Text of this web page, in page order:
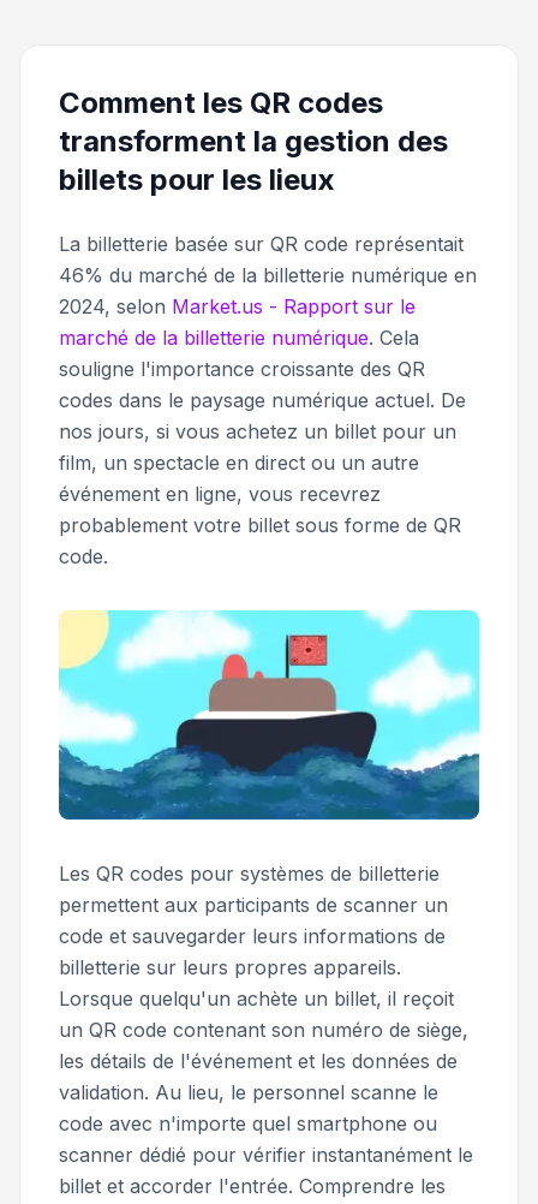
Comment les QR codes
transforment la gestion des
billets pour les lieux
La billetterie basée sur QR code représentait
46% du marché de la billetterie numérique en
2024, selon Market.us - Rapport sur le
marché de la billetterie numérique. Cela
souligne l'importance croissante des QR
codes dans le paysage numérique actuel. De
nos jours, si vous achetez un billet pour un
film, un spectacle en direct ou un autre
événement en ligne, vous recevrez
probablement votre billet sous forme de QR
code.
Les QR codes pour systèmes de billetterie
permettent aux participants de scanner un
code et sauvegarder leurs informations de
billetterie sur leurs propres appareils.
Lorsque quelqu'un achète un billet, il reçoit
un QR code contenant son numéro de siège,
les détails de l'événement et les données de
validation. Au lieu, le personnel scanne le
code avec n'importe quel smartphone ou
scanner dédié pour vérifier instantanément le
billet et accorder l'entrée. Comprendre les